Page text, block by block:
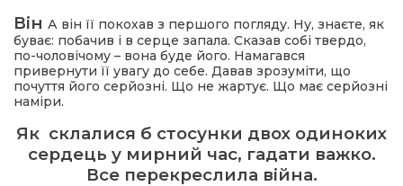
Він А він її покохав з першого погляду. Ну, знаєте, як
буває: побачив і в серце запала. Сказав собі твердо,
по-чоловічому – вона буде його. Намагався
привернути її увагу до себе. Давав зрозуміти, що
почуття його серйозні. Що не жартує. Що має серйозні
наміри.
Як склалися б стосунки двох одиноких
сердець у мирний час, гадати важко.
Все перекреслила війна.